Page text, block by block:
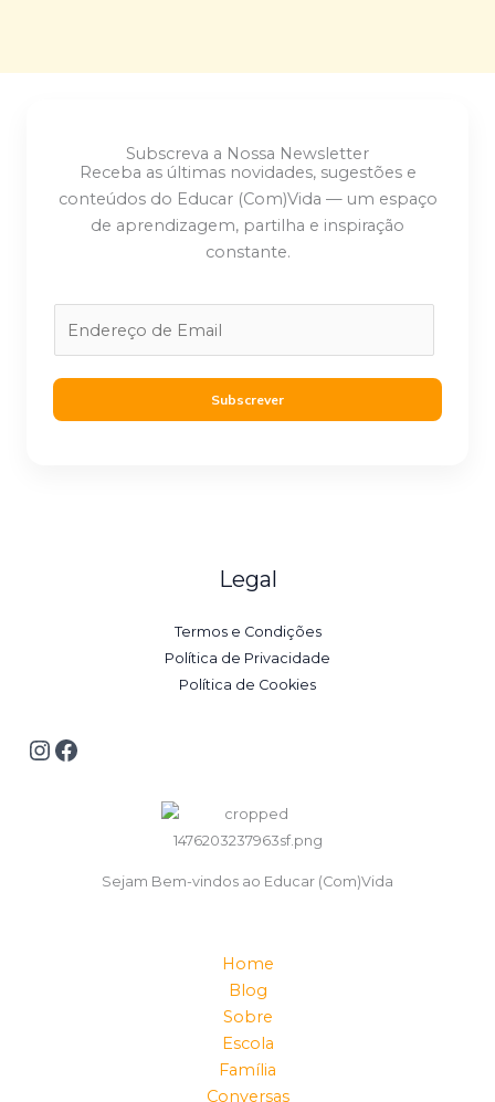
Subscreva a Nossa Newsletter
Receba as últimas novidades, sugestões e
conteúdos do Educar (Com)Vida — um espaço
de aprendizagem, partilha e inspiração
constante.
l
Subscrever
Legal
Termos e Condições
Política de Privacidade
Política de Cookies
Sejam Bem-vindos ao Educar (Com)Vida
Home
Blog
Sobre
Escola
Família
Conversas